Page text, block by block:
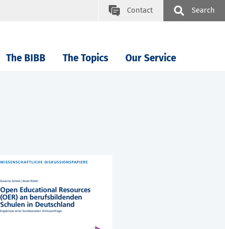
Contact Search
The BIBB The Topics Our Service